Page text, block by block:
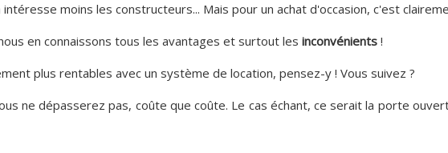
moins les constructeurs... Mais pour un achat d'occasion, c'est
en connaissons tous les avantages et surtout les inconvénients!
plus rentables avec un système de location, pensez-y ! Vous suivez ?
ne dépasserez pas, coûte que coûte. Le cas échant, ce serait la porte